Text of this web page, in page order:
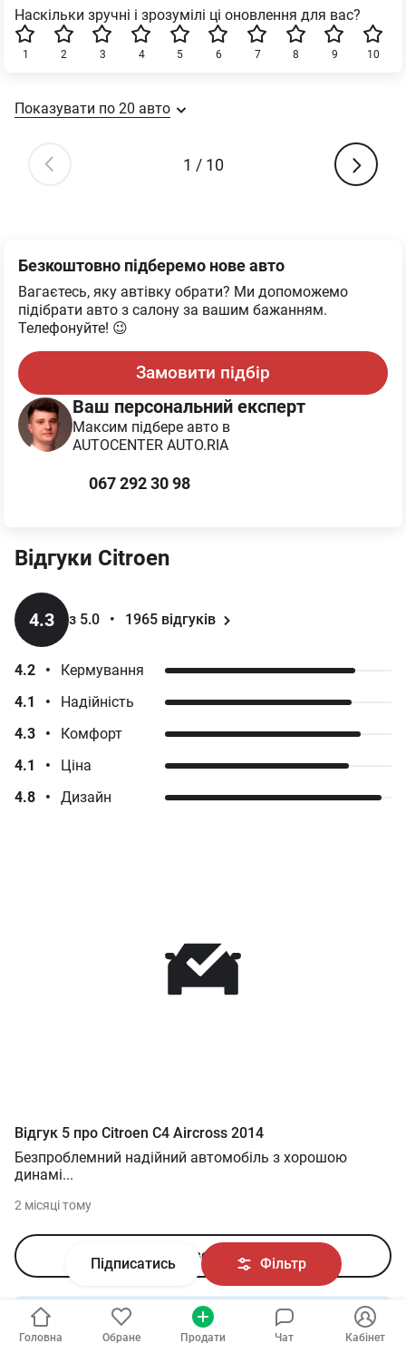
Підписатись Фільтр
Наскільки зручні і зрозумілі ці оновлення для вас?
10
9
8
7
6
5
4
3
2
1
Показувати по 20 авто
1 / 10
Безкоштовно підберемо нове авто
Вагаєтесь, яку автівку обрати? Ми допоможемо
підібрати авто з салону за вашим бажанням.
Телефонуйте! 😉
Замовити підбір
Ваш персональний експерт
Максим підбере авто в
AUTOCENTER AUTO.RIA
067 292 30 98
Відгуки Citroen
4.3 з 5.0 • 1965 відгуків
4.2 •
Кермування
4.1
•
Надійність
4.3
•
Комфорт
4.1
•
Ціна
4.8
• Дизайн
Відгук 5 про Citroen C4 Aircross 2014
Безпроблемний надійний автомобіль з хорошою
динамі...
2 місяці тому
Читати всі відгуки
Пропозиції про продаж нових Citroen:
авто от
15 676
USD — до 39 471USD в залежності від
Головна Обране Продати Чат Кабінет